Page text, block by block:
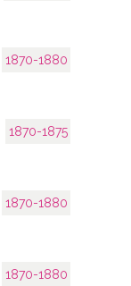
1870-1880
1870-1875
1870-1880
1870-1880